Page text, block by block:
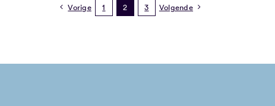
Vorige 1 2 3 Volgende